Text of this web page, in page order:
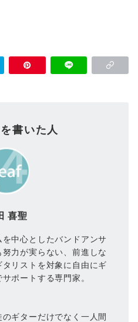
書いた人
喜聖
中心としたバンドアンサ
力が実らない、前進しな
リストを対象に自由にギ
ポートする専門家。
ギターだけでなく一人間